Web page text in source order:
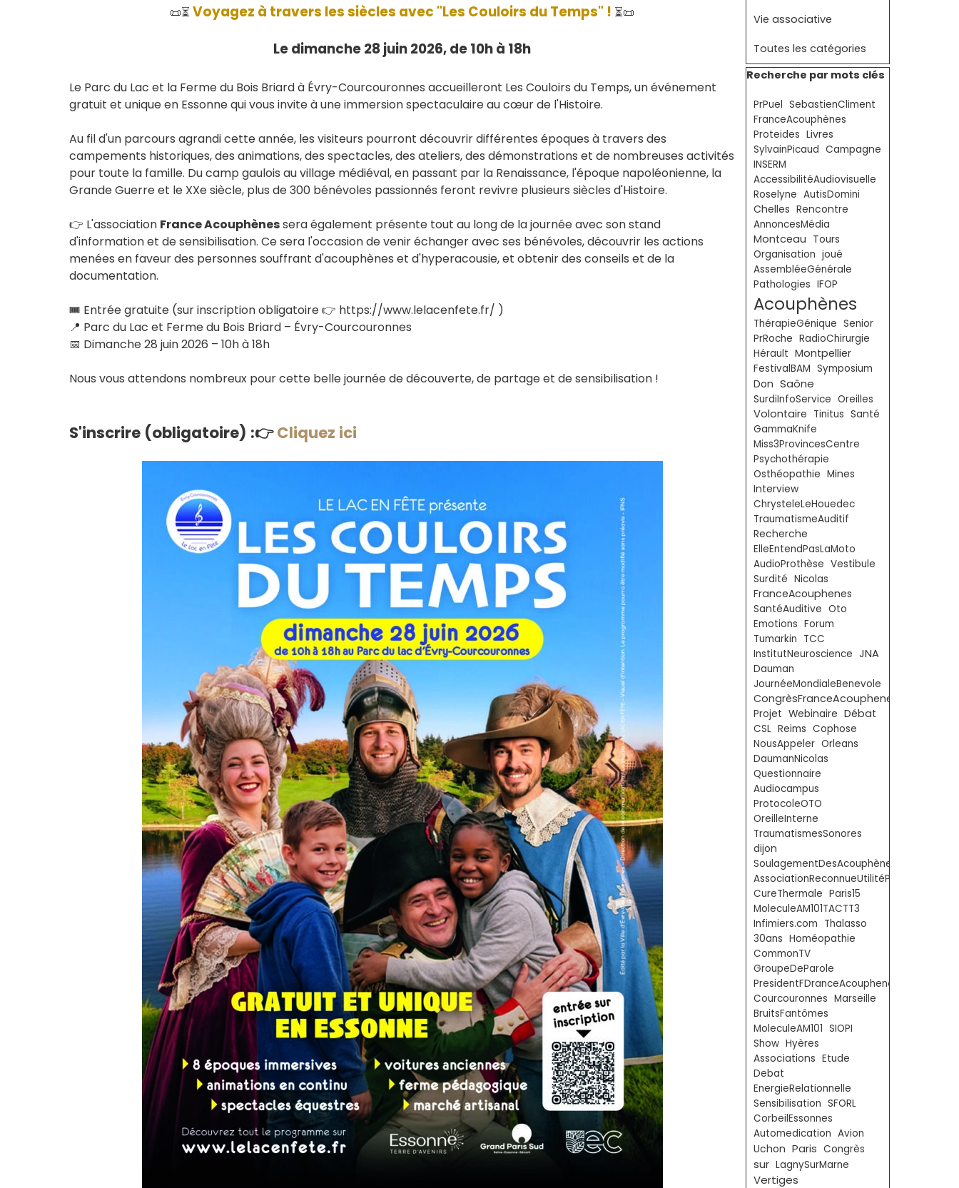
📜⏳ Voyagez à travers les siècles avec "Les Couloirs du Temps" ! ⏳📜
Le dimanche 28 juin 2026, de 10h à 18h
Le Parc du Lac et la Ferme du Bois Briard à Évry-Courcouronnes accueilleront Les Couloirs du Temps, un événement
gratuit et unique en Essonne qui vous invite à une immersion spectaculaire au cœur de l'Histoire.
Au fil d'un parcours agrandi cette année, les visiteurs pourront découvrir différentes époques à travers des
campements historiques, des animations, des spectacles, des ateliers, des démonstrations et de nombreuses activités
pour toute la famille. Du camp gaulois au village médiéval, en passant par la Renaissance, l'époque napoléonienne, la
Grande Guerre et le XXe siècle, plus de 300 bénévoles passionnés feront revivre plusieurs siècles d'Histoire.
👉 L'association France Acouphènessera également présente tout au long de la journée avec son stand
d'information et de sensibilisation. Ce sera l'occasion de venir échanger avec ses bénévoles, découvrir les actions
menées en faveur des personnes souffrant d'acouphènes et d'hyperacousie, et obtenir des conseils et de la
documentation.
🎟️ Entrée gratuite (sur inscription obligatoire 👉 https://www.lelacenfete.fr/ )
📍 Parc du Lac et Ferme du Bois Briard – Évry-Courcouronnes
📅 Dimanche 28 juin 2026 – 10h à 18h
Nous vous attendons nombreux pour cette belle journée de découverte, de partage et de sensibilisation !
S'inscrire (obligatoire) :👉Cliquez ici
Vie associative
Toutes les catégories
Sauter le bloc Recherche par mots
Recherche par mots clés
PrPuel SebastienCliment
FranceAcouphènes
Proteides Livres
SylvainPicaud Campagne
INSERM
AccessibilitéAudiovisuelle
Roselyne AutisDomini
Chelles Rencontre
AnnoncesMédia
Montceau Tours
Organisation joué
AssembléeGénérale
Pathologies IFOP
Acouphènes
ThérapieGénique Senior
PrRoche RadioChirurgie
Hérault Montpellier
FestivalBAM Symposium
Don Saône
SurdiInfoService Oreilles
Volontaire Tinitus Santé
GammaKnife
Miss3ProvincesCentre
Psychothérapie
Osthéopathie Mines
Interview
ChrysteleLeHouedec
TraumatismeAuditif
Recherche
ElleEntendPasLaMoto
AudioProthèse Vestibule
Surdité Nicolas
FranceAcouphenes
SantéAuditive Oto
Emotions Forum
Tumarkin TCC
InstitutNeuroscience JNA
Dauman
JournéeMondialeBenevole
CongrèsFranceAcouphenes
Projet Webinaire Débat
CSL Reims Cophose
NousAppeler Orleans
DaumanNicolas
Questionnaire
Audiocampus
ProtocoleOTO
OreilleInterne
TraumatismesSonores
dijon
SoulagementDesAcouphènes
AssociationReconnueUtilitéPublique
CureThermale Paris15
MoleculeAM101TACTT3
Infimiers.com Thalasso
30ans Homéopathie
CommonTV
GroupeDeParole
PresidentFDranceAcouphenes
Courcouronnes Marseille
BruitsFantômes
MoleculeAM101 SIOPI
Show Hyères
Associations Etude
Debat
EnergieRelationnelle
Sensibilisation SFORL
CorbeilEssonnes
Automedication Avion
Uchon Paris Congrès
sur LagnySurMarne
Vertiges